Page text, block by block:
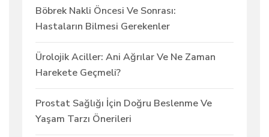
Böbrek Nakli Öncesi Ve Sonrası:
Hastaların Bilmesi Gerekenler
Ürolojik Aciller: Ani Ağrılar Ve Ne Zaman
Harekete Geçmeli?
Prostat Sağlığı İçin Doğru Beslenme Ve
Yaşam Tarzı Önerileri